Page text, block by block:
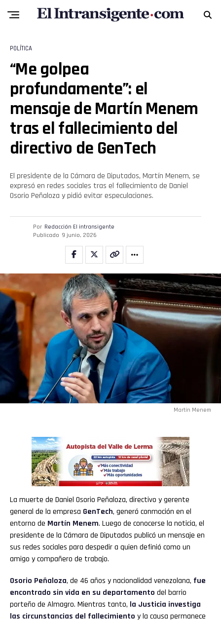
POLÍTICA
“Me golpea
profundamente”: el
mensaje de Martín Menem
tras el fallecimiento del
directivo de GenTech
El presidente de la Cámara de Diputados, Martín Menem, se
expresó en redes sociales tras el fallecimiento de Daniel
Osorio Peñaloza y pidió evitar especulaciones.
Por Redacción El intransigente
Publicado 9 junio, 2026
Martín Menem
La muerte de Daniel Osorio Peñaloza, directivo y gerente
general de la empresa GenTech, generó conmoción en el
entorno de Martín Menem. Luego de conocerse la noticia, el
presidente de la Cámara de Diputados publicó un mensaje en
sus redes sociales para despedir a quien definió como un
amigo y compañero de trabajo.
Osorio Peñaloza, de 46 años y nacionalidad venezolana, fue
encontrado sin vida en su departamento del barrio
porteño de Almagro. Mientras tanto, la Justicia investiga
las circunstancias del fallecimiento y la causa permanece